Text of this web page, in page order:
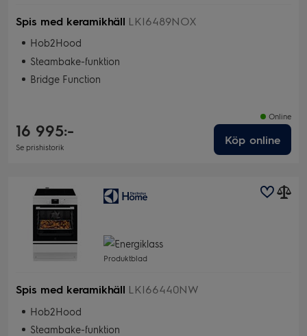
Spis med keramikhäll LKI6489NOX
Hob2Hood
Steambake-funktion
Bridge Function
16 995:-
Se prishistorik
Online
Köp online
Produktblad
Spis med keramikhäll LKI66440NW
Hob2Hood
Steambake-funktion